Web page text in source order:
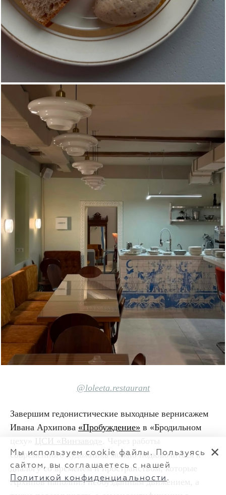
@loleeta.restaurant
Завершим гедонистические выходные вернисажем
Ивана Архипова «Пробуждение» в «Бродильном
ЦСИ «Винзавод»
современного художника можно подключиться к
диалогу со временем и пространством, которые
Архипов наполнил необузданным движением, а
Мы используем cookie файлы. Пользуясь
сайтом, вы соглашаетесь с нашей
Политикой конфиденциальности .
✕